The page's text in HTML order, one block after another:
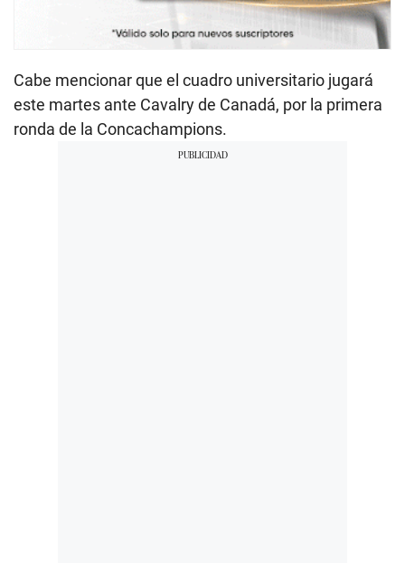
Cabe mencionar que el cuadro universitario jugará
este martes ante Cavalry de Canadá, por la primera
ronda de la Concachampions.